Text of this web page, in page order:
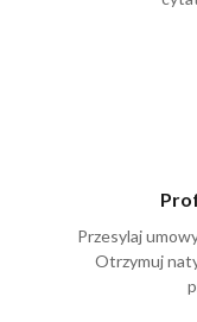
Przesylaj
Otrzymuj